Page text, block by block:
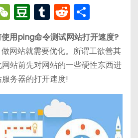
W
e
C
h
a
t
D
o
u
b
a
n
T
u
m
bl
r
R
e
d
di
t
享
用ping命令测试网站打开速度?
网站就需要优化。所谓工欲善其
站前先对网站的一些硬性东西进
务器的打开速度!